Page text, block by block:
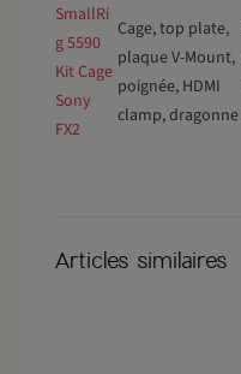
SmallRi
g 5590
Kit Cage
Sony
FX2
Cage, top plate,
plaque V-Mount,
poignée, HDMI
clamp, dragonne
Articles similaires